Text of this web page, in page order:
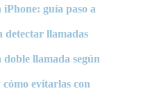
iPhone: guía paso a
detectar llamadas
llamada según
cómo evitarlas con